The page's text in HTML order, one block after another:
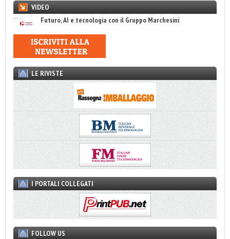
VIDEO
Futuro, AI e tecnologia con il Gruppo Marchesini
LE RIVISTE
I PORTALI COLLEGATI
FOLLOW US